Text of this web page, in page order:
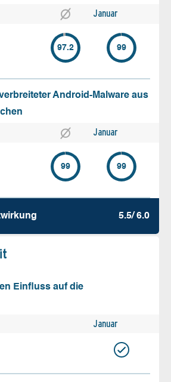
Januar
97.2 99
Android-Malware aus
Januar
99 99
5.5/ 6.0
Einfluss auf die
Januar